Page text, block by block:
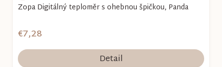
Zopa Digitálný teploměr s ohebnou špičkou, Panda
€7,28
Detail